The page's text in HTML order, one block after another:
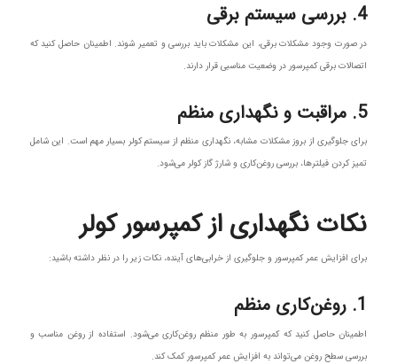
4. بررسی سیستم برقی
در صورت وجود مشکلات برقی، این مشکلات باید بررسی و تعمیر شوند. اطمینان حاصل کنید که
اتصالات برقی کمپرسور در وضعیت مناسبی قرار دارند.
5. مراقبت و نگهداری منظم
برای جلوگیری از بروز مشکلات مشابه، نگهداری منظم از سیستم کولر بسیار مهم است. این شامل
تمیز کردن فیلترها، بررسی روغن‌کاری و شارژ گاز کولر می‌شود.
نکات نگهداری از کمپرسور کولر
برای افزایش عمر کمپرسور و جلوگیری از خرابی‌های آینده، نکات زیر را در نظر داشته باشید:
1. روغن‌کاری منظم
اطمینان حاصل کنید که کمپرسور به طور منظم روغن‌کاری می‌شود. استفاده از روغن مناسب و
بررسی سطح روغن می‌تواند به افزایش عمر کمپرسور کمک کند.